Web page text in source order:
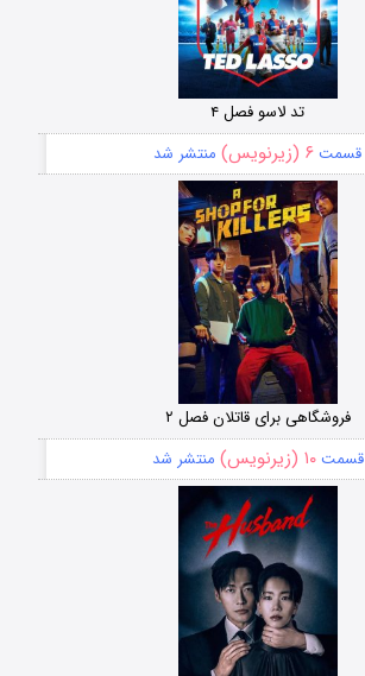
تد لاسو فصل ۴
قسمت ۶ (زیرنویس) منتشر شد
فروشگاهی برای قاتلان فصل ۲
قسمت۱۰ (زیرنویس) منتشر شد